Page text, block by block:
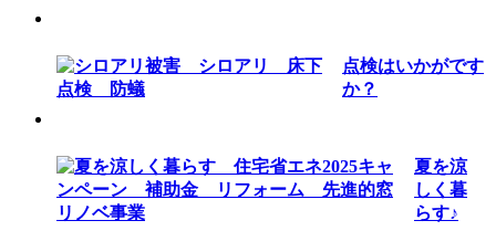
点検はいかがです
か？
夏を涼
しく暮
らす♪